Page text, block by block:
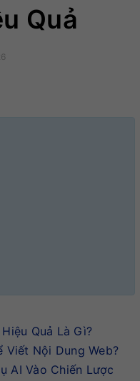
Quả
Quả Là Gì?
Viết Nội Dung Web?
AI Vào Chiến Lược